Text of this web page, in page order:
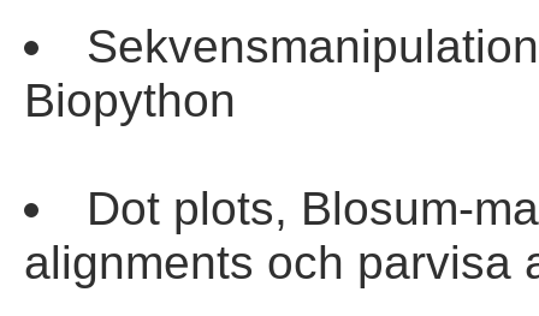
Biopython
Dot plots, Blosum-
alignments och